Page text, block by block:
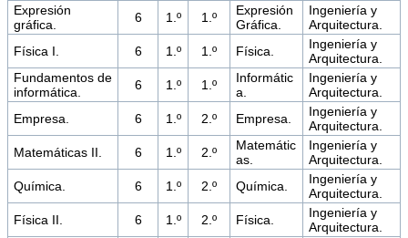
Expresión
gráfica.
6 1.º 1.º
Expresión
Gráfica.
Ingeniería y
Arquitectura.
Física I.
6 1.º 1.º Física.
Ingeniería y
Arquitectura.
Fundamentos de
informática.
6 1.º 1.º
Informátic
a.
Ingeniería y
Arquitectura.
Empresa.
6 1.º 2.º Empresa.
Ingeniería y
Arquitectura.
Matemáticas II.
6 1.º 2.º
Matemátic
as.
Ingeniería y
Arquitectura.
Química.
6 1.º 2.º Química.
Ingeniería y
Arquitectura.
Física II.
6 1.º 2.º Física.
Ingeniería y
Arquitectura.